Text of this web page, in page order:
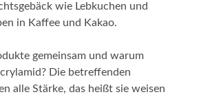
wie Lebkuchen und
in Kaffee und Kakao.
gemeinsam und warum
Die betreffenden
alle Stärke, das heißt sie weisen